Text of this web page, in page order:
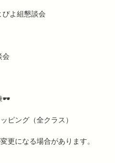
ぴよ組懇談会
会
🕶
ピング（全クラス）
更になる場合があります。